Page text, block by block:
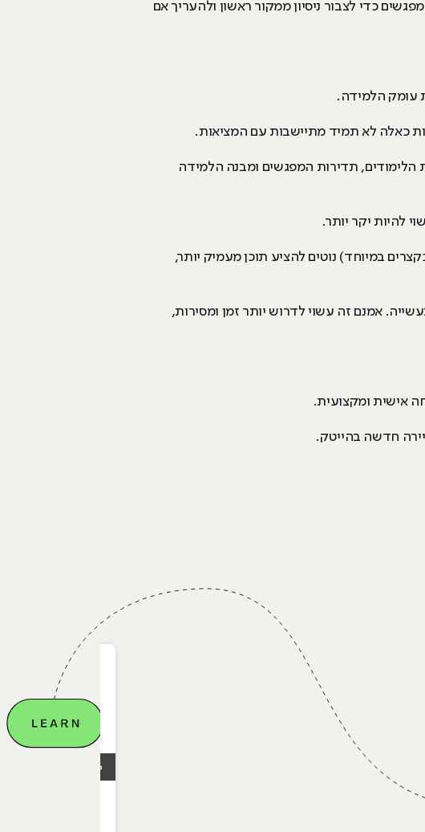
כדי לצבור ניסיון ממקור ראשון ולהעריך אם
עומק הלמידה.
כאלה לא תמיד מתיישבות עם המציאות.
תדירות המפגשים ומבנה הלמידה
להיות יקר יותר.
במיוחד) נוטים להציע תוכן מעמיק יותר,
אמנם זה עשוי לדרוש יותר זמן ומסירות,
אישית ומקצועית.
חדשה בהייטק.
28.06.2026